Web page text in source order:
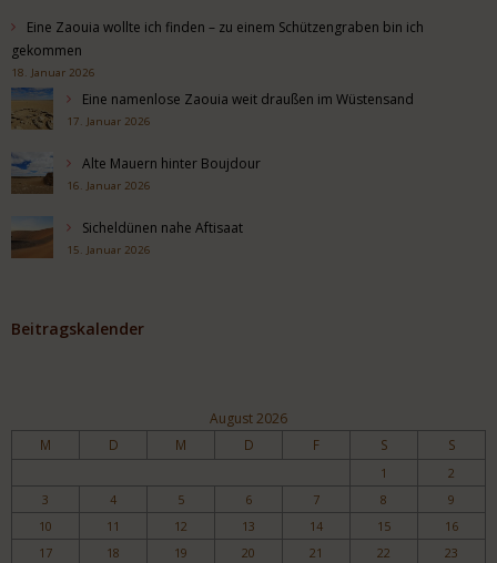
Eine Zaouia wollte ich finden – zu einem Schützengraben bin ich
gekommen
18. Januar 2026
Eine namenlose Zaouia weit draußen im Wüstensand
17. Januar 2026
Alte Mauern hinter Boujdour
16. Januar 2026
Sicheldünen nahe Aftisaat
15. Januar 2026
Beitragskalender
August 2026
M D M D F S S
1
2
3
4 5 6 7 8
9
10
11 12 13 14 15
16
17
18 19 20 21 22
23